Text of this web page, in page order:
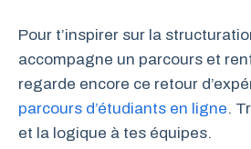
Pour t’inspirer sur la
accompagne un parcours et
regarde encore ce retour
parcours d’étudiants en ligne.
et la logique à tes équipes.